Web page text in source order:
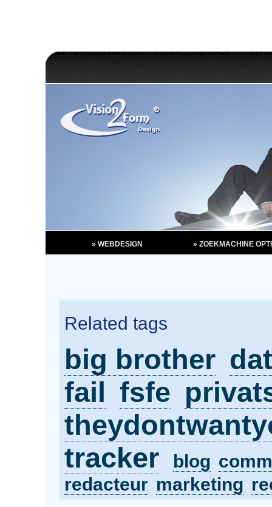
Related tags
big brother
fail fsfe
tracker
blog
redacteur marketing
» WEBDESIGN » ZOEKMACHINE